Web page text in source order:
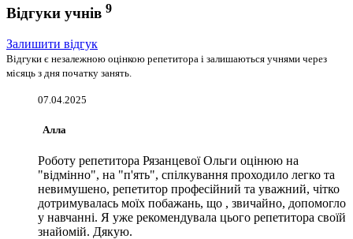
Відгуки учнів 9
Залишити відгук
Відгуки є незалежною оцінкою репетитора і залишаються учнями через
місяць з дня початку занять.
07.04.2025
Алла
Роботу репетитора Рязанцевої Ольги оцінюю на
"відмінно", на "п'ять", спілкування проходило легко та
невимушено, репетитор професійний та уважний, чітко
дотримувалась моїх побажань, що , звичайно, допомогло
у навчанні. Я уже рекомендувала цього репетитора своїй
знайомій. Дякую.